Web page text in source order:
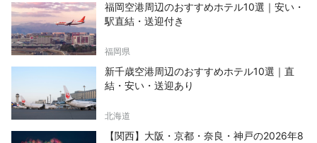
福岡空港周辺のおすすめホテル10選｜安い・
駅直結・送迎付き
福岡県
新千歳空港周辺のおすすめホテル10選｜直
結・安い・送迎あり
北海道
【関西】大阪・京都・奈良・神戸の2026年8